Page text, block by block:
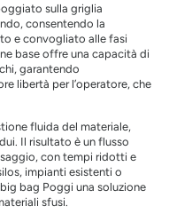
sulla griglia
consentendo la
e convogliato alle fasi
base offre una capacità di
garantendo
libertà per l’operatore, che
fluida del materiale,
Il risultato è un flusso
con tempi ridotti e
impianti esistenti o
bag Poggi una soluzione
sfusi.